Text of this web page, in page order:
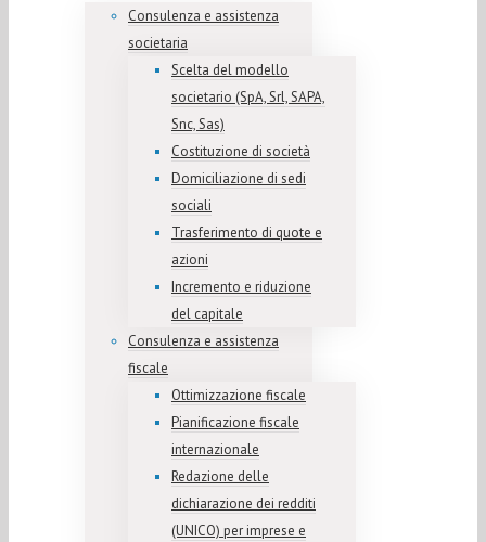
Consulenza e assistenza
societaria
Scelta del modello
societario (SpA, Srl, SAPA,
Snc, Sas)
Costituzione di società
Domiciliazione di sedi
sociali
Trasferimento di quote e
azioni
Incremento e riduzione
del capitale
Consulenza e assistenza
fiscale
Ottimizzazione fiscale
Pianificazione fiscale
internazionale
Redazione delle
dichiarazione dei redditi
(UNICO) per imprese e